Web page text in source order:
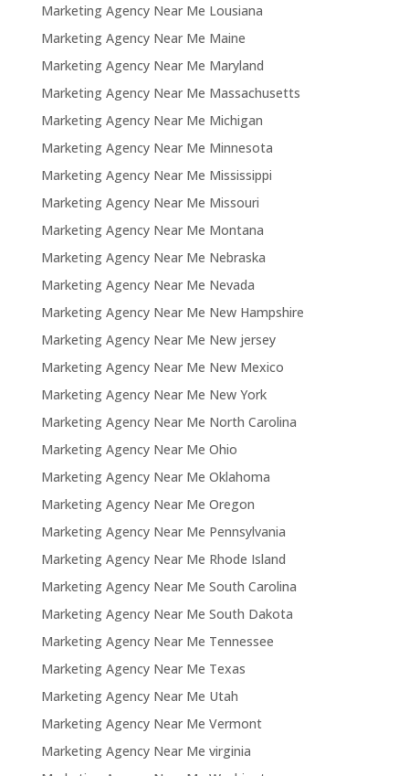
Marketing Agency Near Me Lousiana
Marketing Agency Near Me Maine
Marketing Agency Near Me Maryland
Marketing Agency Near Me Massachusetts
Marketing Agency Near Me Michigan
Marketing Agency Near Me Minnesota
Marketing Agency Near Me Mississippi
Marketing Agency Near Me Missouri
Marketing Agency Near Me Montana
Marketing Agency Near Me Nebraska
Marketing Agency Near Me Nevada
Marketing Agency Near Me New Hampshire
Marketing Agency Near Me New jersey
Marketing Agency Near Me New Mexico
Marketing Agency Near Me New York
Marketing Agency Near Me North Carolina
Marketing Agency Near Me Ohio
Marketing Agency Near Me Oklahoma
Marketing Agency Near Me Oregon
Marketing Agency Near Me Pennsylvania
Marketing Agency Near Me Rhode Island
Marketing Agency Near Me South Carolina
Marketing Agency Near Me South Dakota
Marketing Agency Near Me Tennessee
Marketing Agency Near Me Texas
Marketing Agency Near Me Utah
Marketing Agency Near Me Vermont
Marketing Agency Near Me virginia